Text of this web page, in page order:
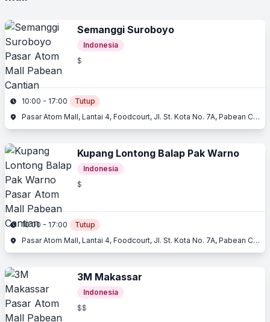
Semanggi Suroboyo
Indonesia
$
10:00 - 17:00
Tutup
Pasar Atom Mall, Lantai 4, Foodcourt, Jl. St. Kota No. 7A, Pabean Cantian, Surabaya, Jawa Timur
Kupang Lontong Balap Pak Warno
Indonesia
$
10:00 - 17:00
Tutup
Pasar Atom Mall, Lantai 4, Foodcourt, Jl. St. Kota No. 7A, Pabean Cantian, Surabaya, Jawa Timur
3M Makassar
Indonesia
$$